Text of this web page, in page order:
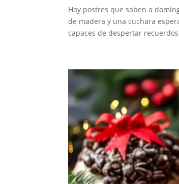
Hay postres que saben a
de madera y una cuchara
capaces de despertar